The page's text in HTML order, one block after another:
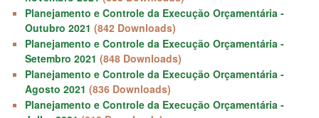
Planejamento e Controle da Execução Orçamentária -
Outubro 2021 (842 Downloads)
Planejamento e Controle da Execução Orçamentária -
Setembro 2021 (848 Downloads)
Planejamento e Controle da Execução Orçamentária -
Agosto 2021 (836 Downloads)
Planejamento e Controle da Execução Orçamentária -